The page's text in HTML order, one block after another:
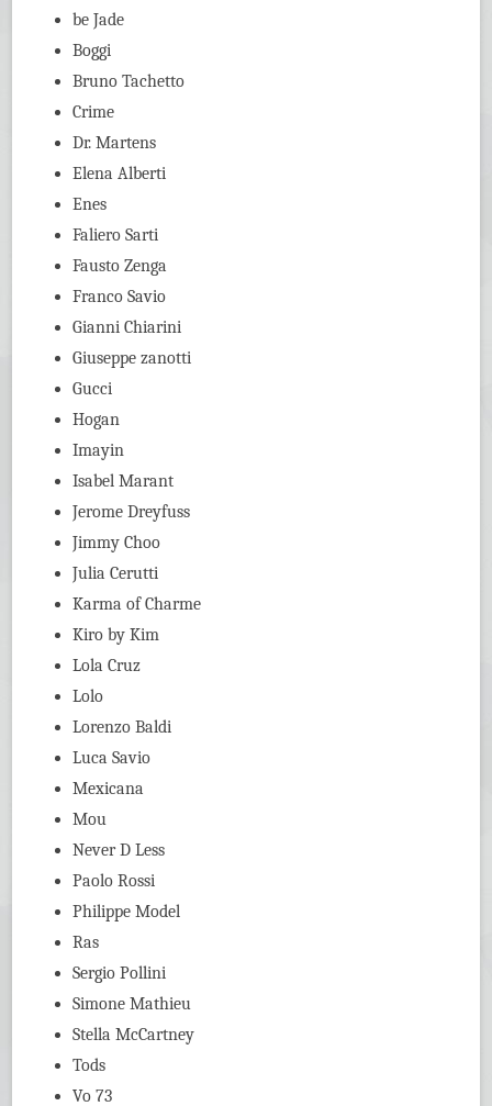
be Jade
Boggi
Bruno Tachetto
Crime
Dr. Martens
Elena Alberti
Enes
Faliero Sarti
Fausto Zenga
Franco Savio
Gianni Chiarini
Giuseppe zanotti
Gucci
Hogan
Imayin
Isabel Marant
Jerome Dreyfuss
Jimmy Choo
Julia Cerutti
Karma of Charme
Kiro by Kim
Lola Cruz
Lolo
Lorenzo Baldi
Luca Savio
Mexicana
Mou
Never D Less
Paolo Rossi
Philippe Model
Ras
Sergio Pollini
Simone Mathieu
Stella McCartney
Tods
Vo 73